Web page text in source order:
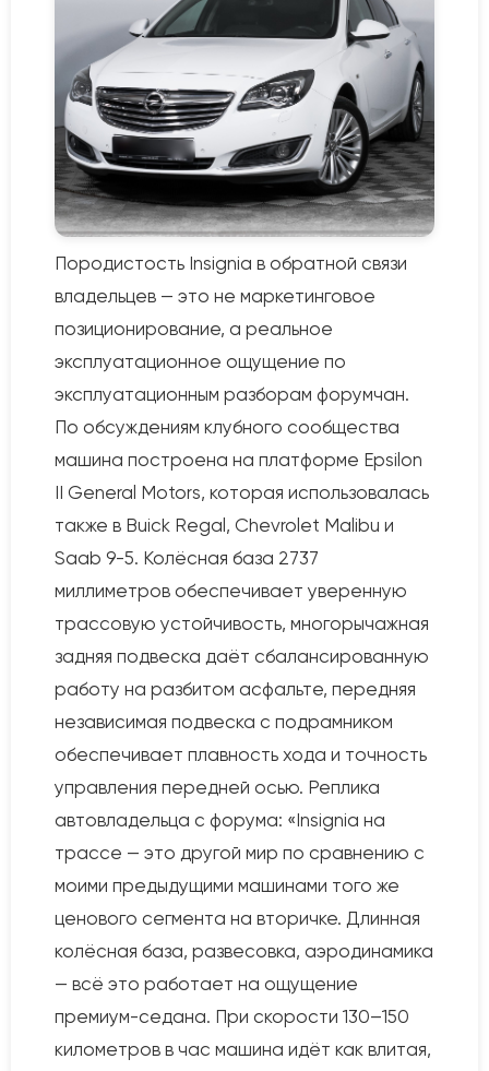
Породистость Insignia в обратной связи
владельцев — это не маркетинговое
позиционирование, а реальное
эксплуатационное ощущение по
эксплуатационным разборам форумчан.
По обсуждениям клубного сообщества
машина построена на платформе Epsilon
II General Motors, которая использовалась
также в Buick Regal, Chevrolet Malibu и
Saab 9-5. Колёсная база 2737
миллиметров обеспечивает уверенную
трассовую устойчивость, многорычажная
задняя подвеска даёт сбалансированную
работу на разбитом асфальте, передняя
независимая подвеска с подрамником
обеспечивает плавность хода и точность
управления передней осью. Реплика
автовладельца с форума: «Insignia на
трассе — это другой мир по сравнению с
моими предыдущими машинами того же
ценового сегмента на вторичке. Длинная
колёсная база, развесовка, аэродинамика
— всё это работает на ощущение
премиум-седана. При скорости 130–150
километров в час машина идёт как влитая,